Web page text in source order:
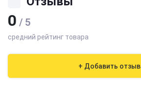
0 / 5
средний рейтинг товара
+ Добавить отзыв